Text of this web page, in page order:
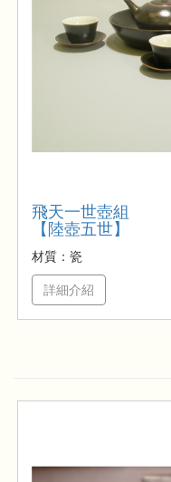
飛天一世壺組
【陸壺五世】
材質：瓷
詳細介紹